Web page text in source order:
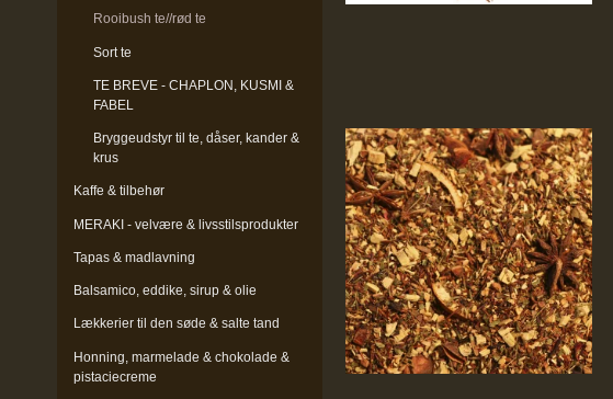
Rooibush te//rød te
Sort te
TE BREVE - CHAPLON, KUSMI &
FABEL
Bryggeudstyr til te, dåser, kander &
krus
Kaffe & tilbehør
MERAKI - velvære & livsstilsprodukter
Tapas & madlavning
Balsamico, eddike, sirup & olie
Lækkerier til den søde & salte tand
Honning, marmelade & chokolade &
pistaciecreme